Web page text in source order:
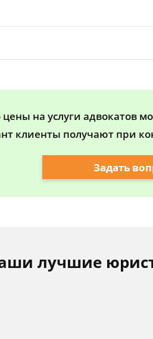
на услуги адвокатов
клиенты получают при
Задать
лучшие